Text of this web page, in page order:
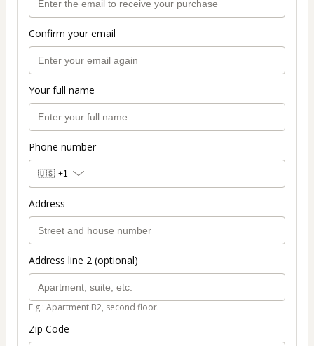
Confirm your email
Your full name
Phone number
🇺🇸 +1
Address
Address line 2 (optional)
E.g.: Apartment B2, second floor.
Zip Code